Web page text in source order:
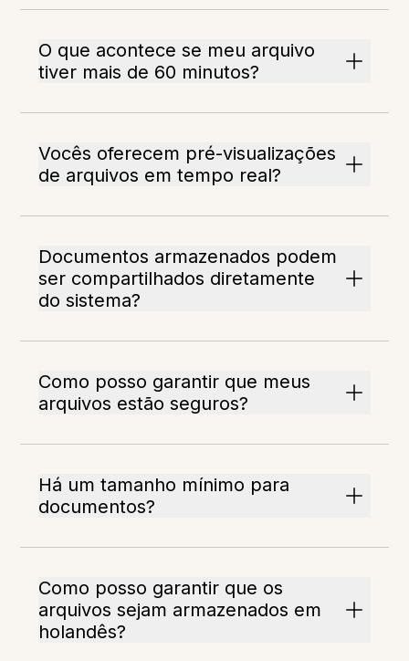
O que acontece se meu arquivo
tiver mais de 60 minutos?
Vocês oferecem pré-visualizações
de arquivos em tempo real?
Documentos armazenados podem
ser compartilhados diretamente
do sistema?
Como posso garantir que meus
arquivos estão seguros?
Há um tamanho mínimo para
documentos?
Como posso garantir que os
arquivos sejam armazenados em
holandês?